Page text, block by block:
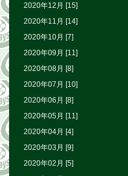
2020年12月 [15]
2020年11月 [14]
2020年10月 [7]
2020年09月 [11]
2020年08月 [8]
2020年07月 [10]
2020年06月 [8]
2020年05月 [11]
2020年04月 [4]
2020年03月 [9]
2020年02月 [5]